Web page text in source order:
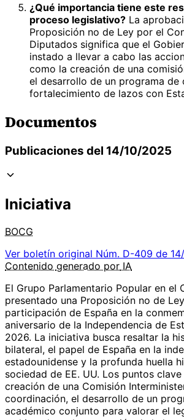
¿Qué importancia tiene este
proceso legislativo? La
Proposición no de Ley por el
Diputados significa que el
instado a llevar a cabo las
como la creación de una
el desarrollo de un programa de
fortalecimiento de lazos con
Documentos
Publicaciones del 14/10/2025
Iniciativa
BOCG
Ver boletín original Núm. D-409 de
Contenido generado por IA
El Grupo Parlamentario Popular en el
presentado una Proposición no de
participación de España en la
aniversario de la Independencia de
2026. La iniciativa busca resaltar la
bilateral, el papel de España en la
estadounidense y la profunda huella
sociedad de EE. UU. Los puntos
creación de una Comisión
coordinación, el desarrollo de un
académico conjunto para valorar el